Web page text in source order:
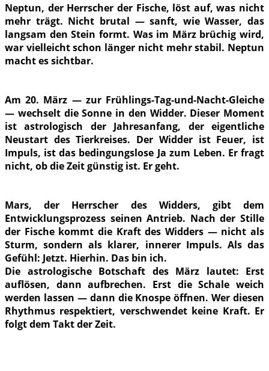
Neptun, der Herrscher der Fische, löst auf, was nicht
mehr trägt. Nicht brutal — sanft, wie Wasser, das
langsam den Stein formt. Was im März brüchig wird,
war vielleicht schon länger nicht mehr stabil. Neptun
macht es sichtbar.
Am 20. März — zur Frühlings-Tag-und-Nacht-Gleiche
— wechselt die Sonne in den Widder. Dieser Moment
ist astrologisch der Jahresanfang, der eigentliche
Neustart des Tierkreises. Der Widder ist Feuer, ist
Impuls, ist das bedingungslose Ja zum Leben. Er fragt
nicht, ob die Zeit günstig ist. Er geht.
Mars, der Herrscher des Widders, gibt dem
Entwicklungsprozess seinen Antrieb. Nach der Stille
der Fische kommt die Kraft des Widders — nicht als
Sturm, sondern als klarer, innerer Impuls. Als das
Gefühl: Jetzt. Hierhin. Das bin ich.
Die astrologische Botschaft des März lautet: Erst
auflösen, dann aufbrechen. Erst die Schale weich
werden lassen — dann die Knospe öffnen. Wer diesen
Rhythmus respektiert, verschwendet keine Kraft. Er
folgt dem Takt der Zeit.